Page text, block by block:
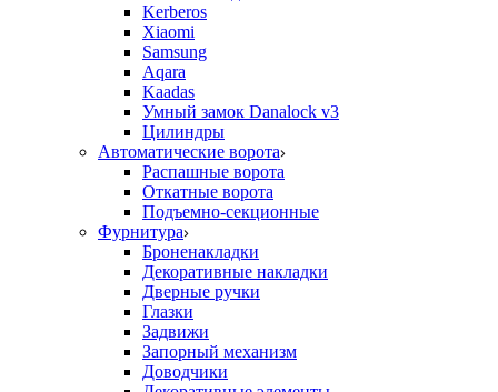
Kerberos
Xiaomi
Samsung
Aqara
Kaadas
Умный замок Danalock v3
Цилиндры
Автоматические ворота
Распашные ворота
Откатные ворота
Подъемно-секционные
Фурнитура
Броненакладки
Декоративные накладки
Дверные ручки
Глазки
Задвижи
Запорный механизм
Доводчики